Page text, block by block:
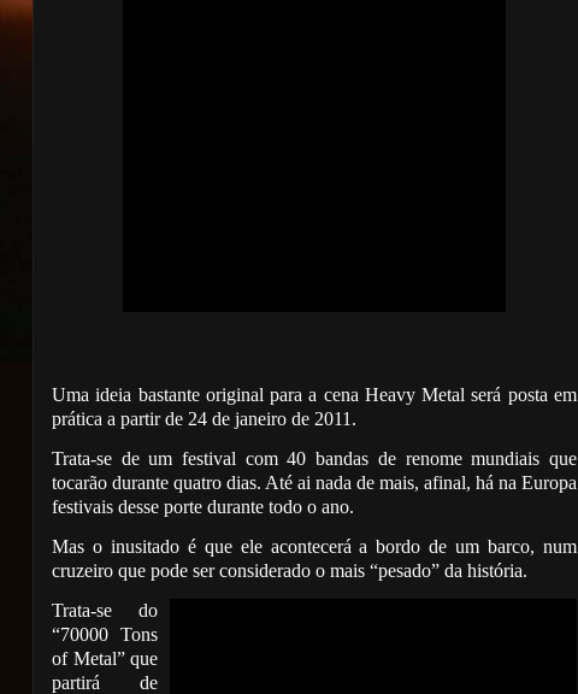
Uma ideia bastante original para a cena Heavy Metal será posta em
prática a partir de 24 de janeiro de 2011.
Trata-se de um festival com 40 bandas de renome mundiais que
tocarão durante quatro dias. Até ai nada de mais, afinal, há na Europa
festivais desse porte durante todo o ano.
Mas o inusitado é que ele acontecerá a bordo de um barco, num
cruzeiro que pode ser considerado o mais “pesado” da história.
Trata-se do
“70000 Tons
of Metal” que
partirá de